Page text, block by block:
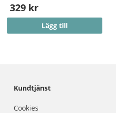
329 kr
Lägg till
Kundtjänst
Cookies